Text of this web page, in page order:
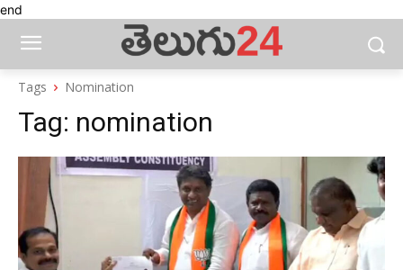
end
Tags Nomination
Tag: nomination